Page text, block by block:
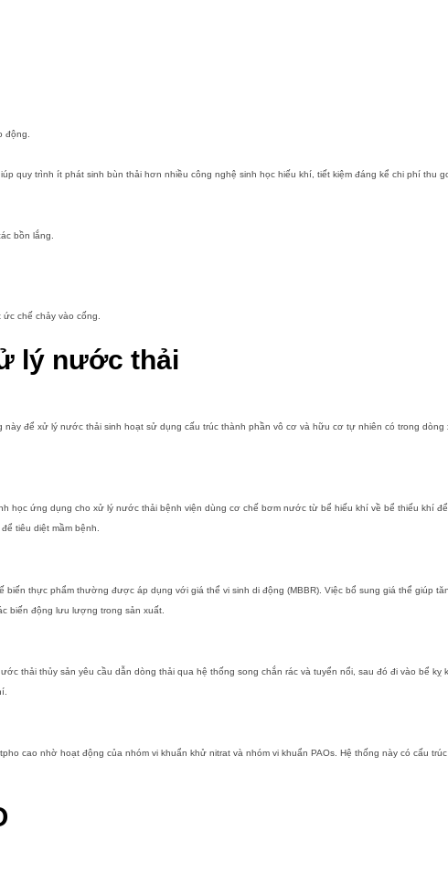
động.
quy trình ít phát sinh bùn thải hơn nhiều công nghệ sinh học hiếu khí, tiết kiệm đáng kể chi phí thu
bồn lắng.
chế chảy vào cống.
lý nước thải
để xử lý nước thải sinh hoạt sử dụng cấu trúc thành phần vô cơ và hữu cơ tự nhiên có trong dòng
học ứng dụng cho xử lý nước thải bệnh viện dùng cơ chế bơm nước từ bể hiếu khí về bể thiếu khí
tiêu diệt mầm bệnh.
thực phẩm thường được áp dụng với giá thể vi sinh di động (MBBR). Việc bổ sung giá thể giúp
biến động lưu lượng trong sản xuất.
thải thủy sản yêu cầu dẫn dòng thải qua hệ thống song chắn rác và tuyển nổi, sau đó đi vào bể kỵ
cao nhờ hoạt động của nhóm vi khuẩn khử nitrat và nhóm vi khuẩn PAOs. Hệ thống này có cấu